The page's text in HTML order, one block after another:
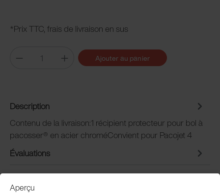
*Prix TTC, frais de livraison en sus
Ajouter au panier
Description
Contenu de la livraison:1 récipient protecteur pour bol à
pacosser® en acier chroméConvient pour Pacojet 4
Évaluations
Aperçu